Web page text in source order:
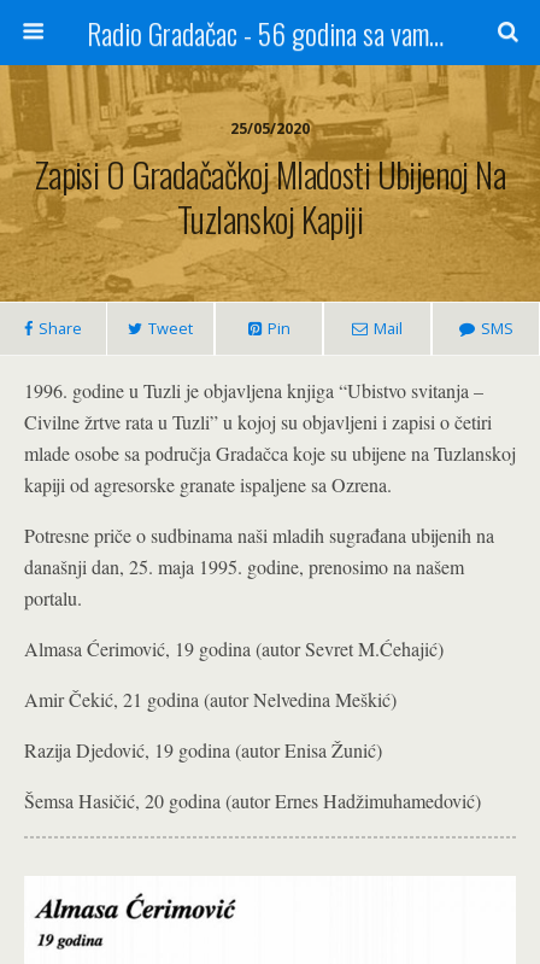
Radio Gradačac - 56 godina sa vama...
25/05/2020
Zapisi O Gradačačkoj Mladosti Ubijenoj Na
Tuzlanskoj Kapiji
Share Tweet Pin Mail SMS
1996. godine u Tuzli je objavljena knjiga “Ubistvo svitanja –
Civilne žrtve rata u Tuzli” u kojoj su objavljeni i zapisi o četiri
mlade osobe sa područja Gradačca koje su ubijene na Tuzlanskoj
kapiji od agresorske granate ispaljene sa Ozrena.
Potresne priče o sudbinama naši mladih sugrađana ubijenih na
današnji dan, 25. maja 1995. godine, prenosimo na našem
portalu.
Almasa Ćerimović, 19 godina (autor Sevret M.Ćehajić)
Amir Čekić, 21 godina (autor Nelvedina Meškić)
Razija Djedović, 19 godina (autor Enisa Žunić)
Šemsa Hasičić, 20 godina (autor Ernes Hadžimuhamedović)